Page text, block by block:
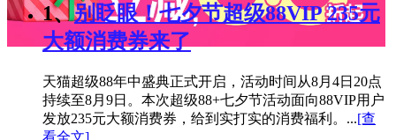
1、 别眨眼！七夕节超级88VIP 235元
大额消费券来了
天猫超级88年中盛典正式开启，活动时间从8月4日20点
持续至8月9日。本次超级88+七夕节活动面向88VIP用户
发放235元大额消费券，给到实打实的消费福利。...[查
看全文]